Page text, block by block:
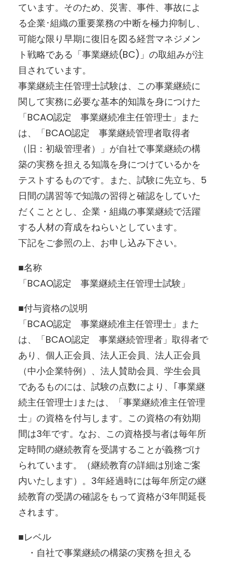
ています。そのため、災害、事件、事故によ
る企業･組織の重要業務の中断を極力抑制し、
可能な限り早期に復旧を図る経営マネジメン
ト戦略である「事業継続(BC)」の取組みが注
目されています。
事業継続主任管理士試験は、この事業継続に
関して実務に必要な基本的知識を身につけた
「BCAO認定 事業継続准主任管理士」また
は、「BCAO認定 事業継続管理者取得者
（旧：初級管理者）」が自社で事業継続の構
築の実務を担える知識を身につけているかを
テストするものです。また、試験に先立ち、5
日間の講習等で知識の習得と確認をしていた
だくこととし、企業・組織の事業継続で活躍
する人材の育成をねらいとしています。
下記をご参照の上、お申し込み下さい。
■名称
「BCAO認定 事業継続主任管理士試験」
■付与資格の説明
「BCAO認定 事業継続准主任管理士」また
は、「BCAO認定 事業継続管理者」取得者で
あり、個人正会員、法人正会員、法人正会員
（中小企業特例）、法人賛助会員、学生会員
であるものには、試験の点数により、｢事業継
続主任管理士｣または、「事業継続准主任管理
士」の資格を付与します。この資格の有効期
間は3年です。なお、この資格授与者は毎年所
定時間の継続教育を受講することが義務づけ
られています。（継続教育の詳細は別途ご案
内いたします）。3年経過時には毎年所定の継
続教育の受講の確認をもって資格が3年間延長
されます。
■レベル
・自社で事業継続の構築の実務を担える